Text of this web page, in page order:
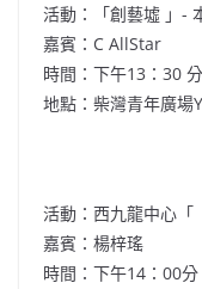
活動：「創藝墟 」-
嘉賓：C AllStar
時間：下午13：30 分
地點：柴灣青年廣場
活動：西九龍中心「
嘉賓：楊梓瑤
時間：下午14：00分